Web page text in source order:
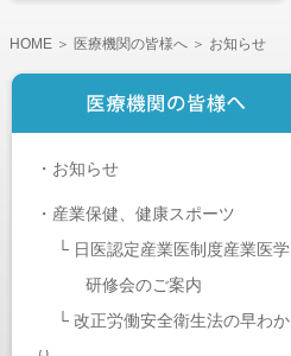
HOME ＞ 医療機関の皆様へ ＞ お知らせ
・ お知らせ
・ 産業保健、健康スポーツ
└ 日医認定産業医制度産業医学
研修会のご案内
└ 改正労働安全衛生法の早わか